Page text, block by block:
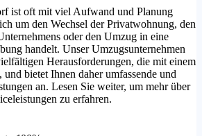
ist oft mit viel Aufwand und Planung
um den Wechsel der Privatwohnung, den
oder den Umzug in eine
handelt. Unser Umzugsunternehmen
Herausforderungen, die mit einem
bietet Ihnen daher umfassende und
an. Lesen Sie weiter, um mehr über
zu erfahren.